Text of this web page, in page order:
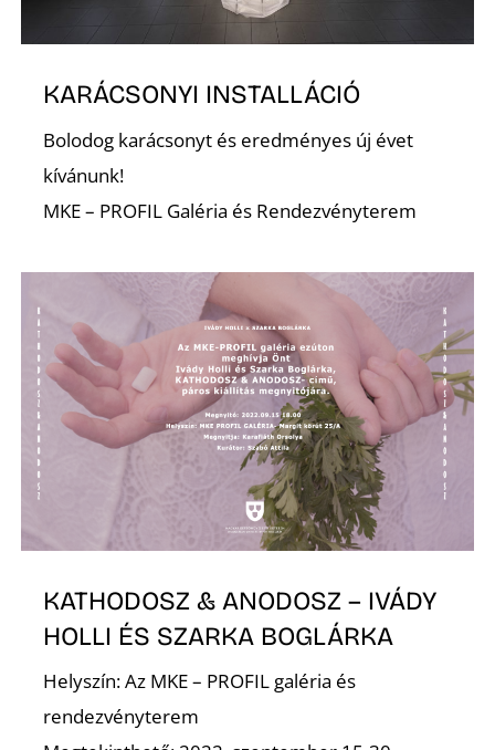
KARÁCSONYI INSTALLÁCIÓ
Bolodog karácsonyt és eredményes új évet
kívánunk!
MKE – PROFIL Galéria és Rendezvényterem
KATHODOSZ & ANODOSZ – IVÁDY
HOLLI ÉS SZARKA BOGLÁRKA
Helyszín: Az MKE – PROFIL galéria és
rendezvényterem